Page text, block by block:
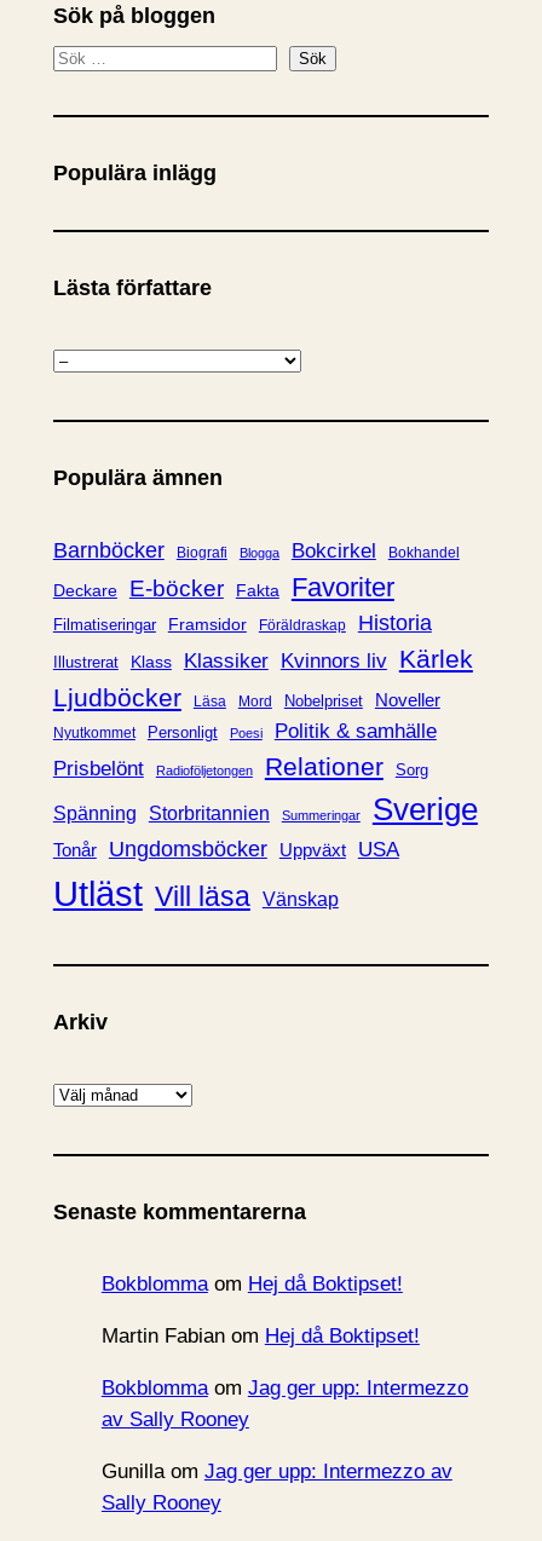
Sök på bloggen
S
k
Sök
Populära inlägg
Lästa författare
K
t
g
r
i
Populära ämnen
Barnböcker Biografi Blogga Bokcirkel Bokhandel
Deckare E-böcker Fakta Favoriter
Filmatiseringar Framsidor Föräldraskap Historia
Illustrerat Klass Klassiker Kvinnors liv Kärlek
Ljudböcker
Läsa Mord Nobelpriset Noveller
Nyutkommet Personligt Poesi
Politik & samhälle
Prisbelönt
Radioföljetongen Relationer Sorg
Spänning Storbritannien Summeringar Sverige
Tonår Ungdomsböcker Uppväxt USA
Utläst Vill läsa Vänskap
Arkiv
A
k
v
Senaste kommentarerna
Bokblommaom Hej då Boktipset!
Martin Fabianom Hej då Boktipset!
Bokblommaom Jag ger upp: Intermezzo
av Sally Rooney
Gunillaom Jag ger upp: Intermezzo av
Sally Rooney